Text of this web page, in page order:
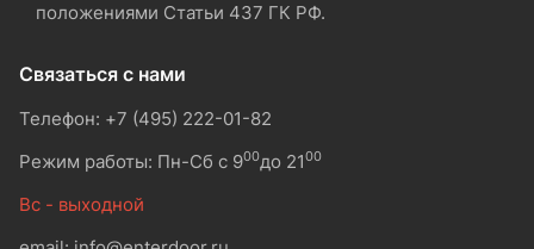
положениями Статьи 437 ГК РФ.
Связаться с нами
Телефон: +7 (495) 222-01-82
Режим работы: Пн-Сб с 900до 2100
Вс - выходной